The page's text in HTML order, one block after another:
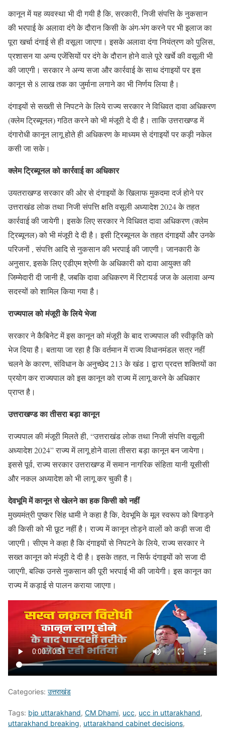
कानून में यह व्यवस्था भी दी गयी है कि, सरकारी, निजी संपत्ति के नुकसान
की भरपाई के अलावा दंगे के दौरान किसी के अंग-भंग करने पर भी इलाज का
पूरा खर्चा दंगाई से ही वसूला जाएगा। इसके अलावा दंगा नियंत्रण को पुलिस,
प्रशासन या अन्य एजेंसियों पर दंगे के दौरान होने वाले पूरे खर्चे की वसूली भी
की जाएगी। सरकार ने अन्य सजा और कार्रवाई के साथ दंगाइयों पर इस
कानून से 8 लाख तक का जुर्माना लगाने का भी निर्णय लिया है।
दंगाइयों से सख्ती से निपटने के लिये राज्य सरकार ने विधिवत दावा अधिकरण
(क्लेम ट्रिब्यूनल) गठित करने को भी मंजूरी दे दी है। ताकि उत्तराखण्ड में
दंगारोधी कानून लागू होते ही अधिकरण के माध्यम से दंगाइयों पर कड़ी नकेल
कसी जा सके।
क्लेम ट्रिब्यूनल को कार्रवाई का अधिकार
उयतराखण्ड सरकार की ओर से दंगाइयों के खिलाफ मुकदमा दर्ज होने पर
उत्तराखंड लोक तथा निजी संपत्ति क्षति वसूली अध्यादेश 2024 के तहत
कार्रवाई की जायेगी। इसके लिए सरकार ने विधिवत दावा अधिकरण (क्लेम
ट्रिब्यूनल) को भी मंजूरी दे दी है। इसी ट्रिब्यूनल के तहत दंगाइयों और उनके
परिजनों , संपत्ति आदि से नुकसान की भरपाई की जाएगी। जानकारी के
अनुसार, इसके लिए एडीएम श्रेणी के अधिकारी को दावा आयुक्त की
जिम्मेदारी दी जानी है, जबकि दावा अधिकरण में रिटायर्ड जज के अलावा अन्य
सदस्यों को शामिल किया गया है।
राज्यपाल को मंजूरी के लिये भेजा
सरकार ने कैबिनेट में इस कानून को मंजूरी के बाद राज्यपाल की स्वीकृति को
भेज दिया है। बताया जा रहा है कि वर्तमान में राज्य विधानमंडल सत्र नहीं
चलने के कारण, संविधान के अनुच्छेद 213 के खंड 1 द्वारा प्रदत्त शक्तियों का
प्रयोग कर राज्यपाल को इस कानून को राज्य में लागू करने के अधिकार
प्राप्त है।
उत्तराखण्ड का तीसरा बड़ा कानून
राज्यपाल की मंजूरी मिलते ही, “उत्तराखंड लोक तथा निजी संपत्ति वसूली
अध्यादेश 2024” राज्य में लागू होने वाला तीसरा बड़ा कानून बन जायेगा।
इससे पूर्व, राज्य सरकार उत्तराखण्ड में समान नागरिक संहिता यानी यूसीसी
और नकल अध्यादेश को भी लागू कर चुकी है।
देवभूमि में कानून से खेलने का हक किसी को नहीं
मुख्यमंत्री पुष्कर सिंह धामी ने कहा है कि, देवभूमि के मूल स्वरूप को बिगाड़ने
की किसी को भी छूट नहीं है। राज्य में कानून तोड़ने वालों को कड़ी सजा दी
जाएगी। सीएम ने कहा है कि दंगाइयों से निपटने के लिये, राज्य सरकार ने
सख्त कानून को मंजूरी दे दी है। इसके तहत, न सिर्फ दंगाइयों को सजा दी
जाएगी, बल्कि उनसे नुकसान की पूरी भरपाई भी की जायेगी। इस कानून का
राज्य में कड़ाई से पालन कराया जाएगा।
Categories: उत्तराखंड
Tags: bjp uttarakhand, CM Dhami, ucc, ucc in uttarakhand,
uttarakhand breaking, uttarakhand cabinet decisions,